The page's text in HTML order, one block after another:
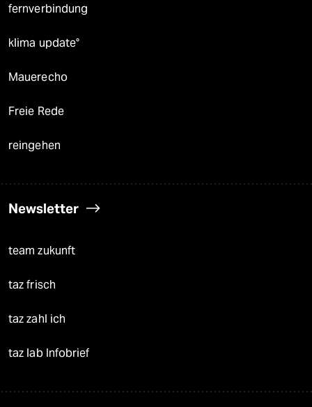
fernverbindung
klima update°
Mauerecho
Freie Rede
reingehen
Newsletter
team zukunft
taz frisch
taz zahl ich
taz lab Infobrief